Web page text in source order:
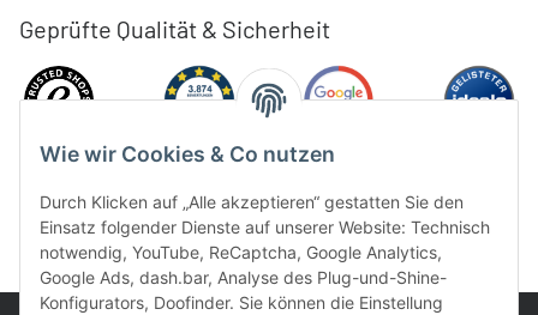
Wie wir Cookies & Co nutzen
Durch Klicken auf „Alle akzeptieren“ gestatten Sie den
Einsatz folgender Dienste auf unserer Website: Technisch
notwendig, YouTube, ReCaptcha, Google Analytics,
Google Ads, dash.bar, Analyse des Plug-und-Shine-
Konfigurators, Doofinder. Sie können die Einstellung
Geprüfte Qualität & Sicherheit